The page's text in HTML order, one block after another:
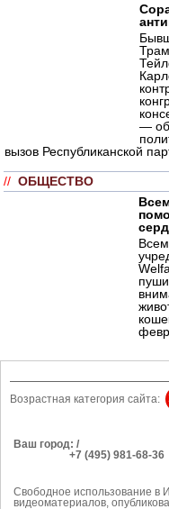
—
вызов Республиканской
// ОБЩЕСТВО
Возрастная категория сайта:
Ваш город: /
+7 (495) 981-68-36
Свободное использование в
видеоматериалов,